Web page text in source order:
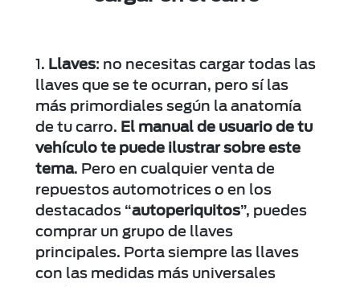
Llaves: no necesitas cargar todas las
llaves que se te ocurran, pero sí las
más primordiales según la anatomía
de tu carro. El manual de usuario de tu
vehículo te puede ilustrar sobre este
tema. Pero en cualquier venta de
repuestos automotrices o en los
destacados “autoperiquitos”, puedes
comprar un grupo de llaves
principales. Porta siempre las llaves
con las medidas más universales